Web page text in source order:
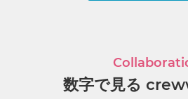
数字で見る